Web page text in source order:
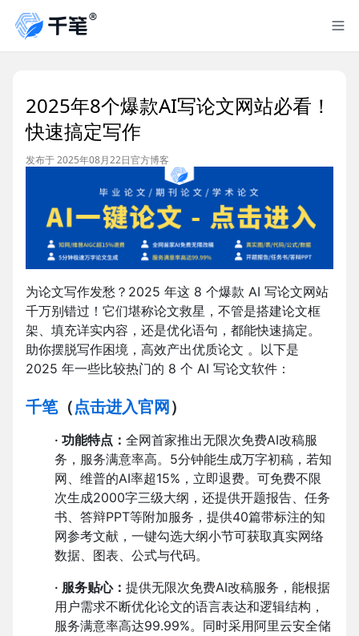
2025年8个爆款AI写论文网站必看！
快速搞定写作
发布于 2025年08月22日官方博客
为论文写作发愁？2025 年这 8 个爆款 AI 写论文网站
千万别错过！它们堪称论文救星，不管是搭建论文框
架、填充详实内容，还是优化语句，都能快速搞定。
助你摆脱写作困境，高效产出优质论文 。以下是
2025 年一些比较热门的 8 个 AI 写论文软件：
千笔（点击进入官网 ）
· 功能特点： 全网首家推出无限次免费AI改稿服
务，服务满意率高。5分钟能生成万字初稿，若知
网、维普的AI率超15%，立即退费。可免费不限
次生成2000字三级大纲，还提供开题报告、任务
书、答辩PPT等附加服务，提供40篇带标注的知
网参考文献，一键勾选大纲小节可获取真实网络
数据、图表、公式与代码。
· 服务贴心： 提供无限次免费AI改稿服务，能根据
用户需求不断优化论文的语言表达和逻辑结构，
服务满意率高达99.99%。同时采用阿里云安全储